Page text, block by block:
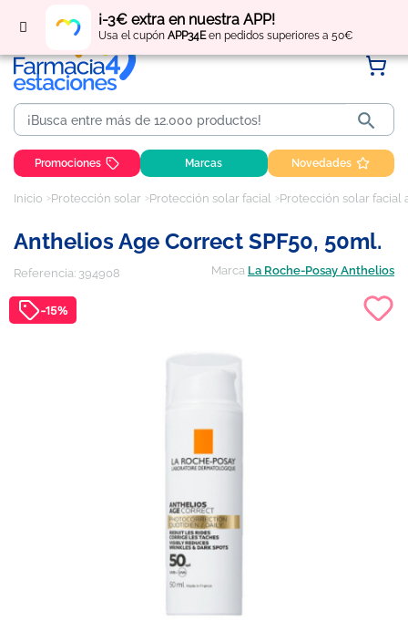
¡-3€ extra en nuestra APP!
Usa el cupón APP34Een pedidos superiores a 50€
Regístratey obtén puntos por tus compras

Promociones Marcas Novedades
Inicio Protección solar Protección solar facial Protección solar facial
Anthelios Age Correct SPF50, 50ml.
Referencia: 394908 Marca La Roche-Posay Anthelios
-15%